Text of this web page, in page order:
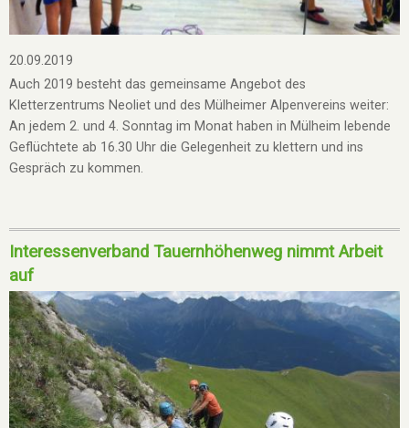
20.09.2019
Auch 2019 besteht das gemeinsame Angebot des
Kletterzentrums Neoliet und des Mülheimer Alpenvereins weiter:
An jedem 2. und 4. Sonntag im Monat haben in Mülheim lebende
Geflüchtete ab 16.30 Uhr die Gelegenheit zu klettern und ins
Gespräch zu kommen.
Interessenverband Tauernhöhenweg nimmt Arbeit
auf